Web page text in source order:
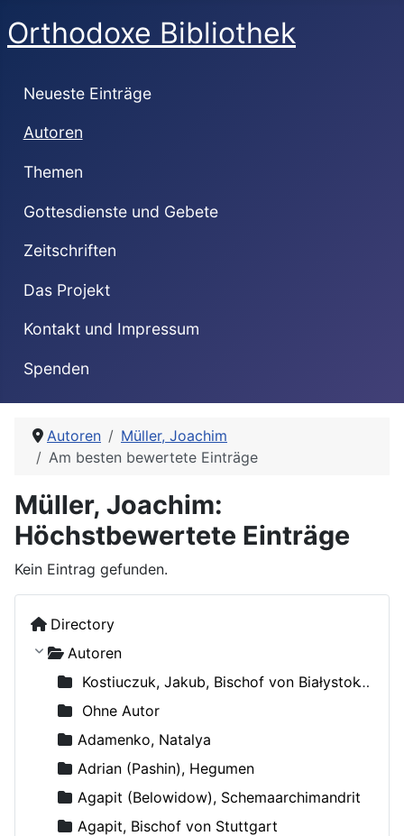
Orthodoxe Bibliothek
Neueste Einträge
Autoren
Themen
Gottesdienste und Gebete
Zeitschriften
Das Projekt
Kontakt und Impressum
Spenden
Directory
Autoren
Kostiuczuk, Jakub, Bischof von Białystok und Gdańsk
Ohne Autor
Adamenko, Natalya
Adrian (Pashin), Hegumen
Agapit (Belowidow), Schemaarchimandrit
Agapit, Bischof von Stuttgart
Autoren
Müller, Joachim
Am besten bewertete Einträge
Müller, Joachim:
Höchstbewertete Einträge
Kein Eintrag gefunden.